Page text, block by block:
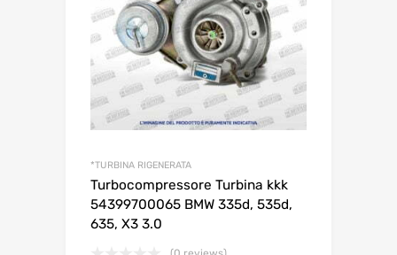
*TURBINA RIGENERATA
Turbocompressore Turbina kkk
54399700065 BMW 335d, 535d,
635, X3 3.0